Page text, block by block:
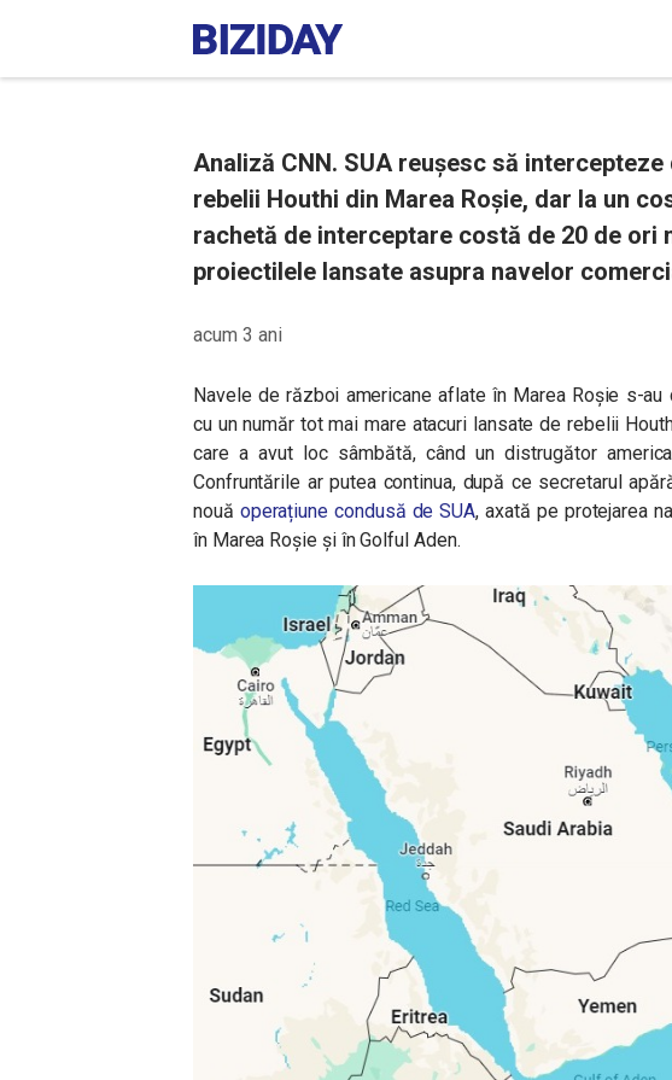
Analiză CNN. SUA reușesc să
rebelii Houthi din Marea Roșie, dar la un
rachetă de interceptare costă de 20 de ori
proiectilele lansate asupra navelor
acum 3 ani
Navele de război americane aflate în Marea Roșie s-
cu un număr tot mai mare atacuri lansate de rebelii
care a avut loc sâmbătă, când un distrugător
Confruntările ar putea continua, după ce secretarul
nouă operațiune condusă de SUA, axată pe protejarea
în Marea Roșie și în Golful Aden.